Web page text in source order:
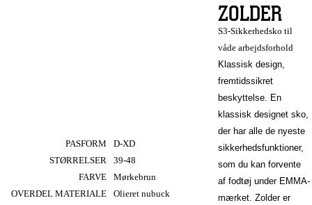
PASFORM
D-XD
STØRRELSER
39-48
FARVE
Mørkebrun
OVERDEL MATERIALE
Olieret nubuck
ZOLDER
S3-Sikkerhedsko til
våde arbejdsforhold
Klassisk design,
fremtidssikret
beskyttelse. En
klassisk designet sko,
der har alle de nyeste
sikkerhedsfunktioner,
som du kan forvente
af fodtøj under EMMA-
mærket. Zolder er